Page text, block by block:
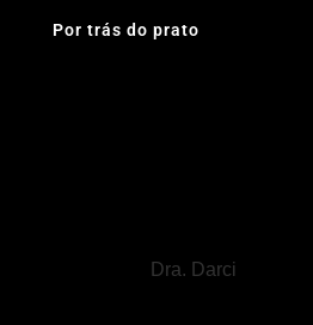
Por trás do prato